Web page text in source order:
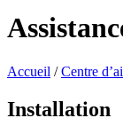
Accueil /Centre
Installation